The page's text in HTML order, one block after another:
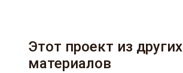
Этот проект из других
материалов